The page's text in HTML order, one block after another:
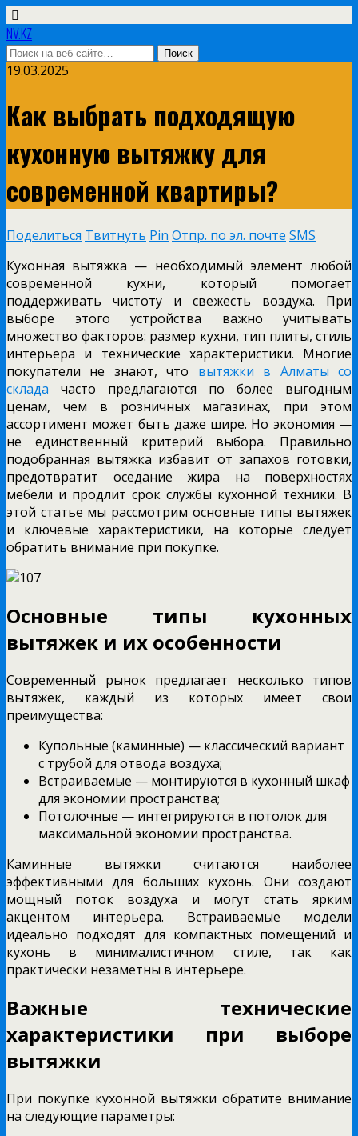
NV.KZ
19.03.2025
Как выбрать подходящую
кухонную вытяжку для
современной квартиры?
Поделиться Твитнуть Pin Отпр. по эл. почте SMS
Кухонная вытяжка — необходимый элемент любой
современной кухни, который помогает
поддерживать чистоту и свежесть воздуха. При
выборе этого устройства важно учитывать
множество факторов: размер кухни, тип плиты, стиль
интерьера и технические характеристики. Многие
покупатели не знают, что вытяжки в Алматы со
склада часто предлагаются по более выгодным
ценам, чем в розничных магазинах, при этом
ассортимент может быть даже шире. Но экономия —
не единственный критерий выбора. Правильно
подобранная вытяжка избавит от запахов готовки,
предотвратит оседание жира на поверхностях
мебели и продлит срок службы кухонной техники. В
этой статье мы рассмотрим основные типы вытяжек
и ключевые характеристики, на которые следует
обратить внимание при покупке.
Основные типы кухонных
вытяжек и их особенности
Современный рынок предлагает несколько типов
вытяжек, каждый из которых имеет свои
преимущества:
Купольные (каминные) — классический вариант
с трубой для отвода воздуха;
Встраиваемые — монтируются в кухонный шкаф
для экономии пространства;
Потолочные — интегрируются в потолок для
максимальной экономии пространства.
Каминные вытяжки считаются наиболее
эффективными для больших кухонь. Они создают
мощный поток воздуха и могут стать ярким
акцентом интерьера. Встраиваемые модели
идеально подходят для компактных помещений и
кухонь в минималистичном стиле, так как
практически незаметны в интерьере.
Важные технические
характеристики при выборе
вытяжки
При покупке кухонной вытяжки обратите внимание
на следующие параметры: